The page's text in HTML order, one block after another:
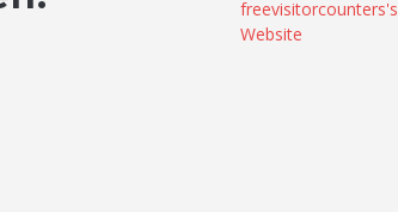
freevisitorcounters's
Website